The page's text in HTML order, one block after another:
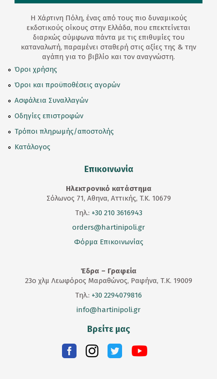
Η Χάρτινη Πόλη, ένας από τους πιο δυναμικούς
εκδοτικούς οίκους στην Ελλάδα, που επεκτείνεται
διαρκώς σύμφωνα πάντα με τις επιθυμίες του
καταναλωτή, παραμένει σταθερή στις αξίες της & την
αγάπη για το βιβλίο και τον αναγνώστη.
Όροι χρήσης
Όροι και προϋποθέσεις αγορών
Ασφάλεια Συναλλαγών
Οδηγίες επιστροφών
Τρόποι πληρωμής/αποστολής
Κατάλογος
Επικοινωνία
Ηλεκτρονικό κατάστημα
Σόλωνος 71, Αθηνα, Αττικής, T.K. 10679
Τηλ.: +30 210 3616943
orders@hartinipoli.gr
Φόρμα Επικοινωνίας
Έδρα – Γραφεία
23ο χλμ Λεωφόρος Μαραθώνος, Ραφήνα, Τ.Κ. 19009
Τηλ.: +30 2294079816
info@hartinipoli.gr
Βρείτε μας